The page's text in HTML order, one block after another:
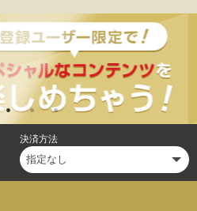
決済方法